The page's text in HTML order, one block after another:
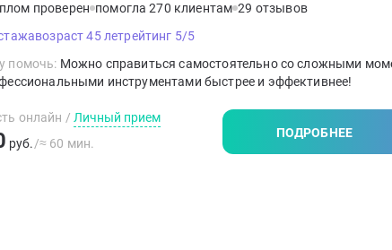
проверен помогла 270 клиентам 29 отзывов
возраст 45 летрейтинг 5/5
помочь: Можно справиться самостоятельно со сложными
инструментами быстрее и эффективнее!
онлайн / Личный прием
руб./≈ 60 мин.
ПОДРОБНЕЕ